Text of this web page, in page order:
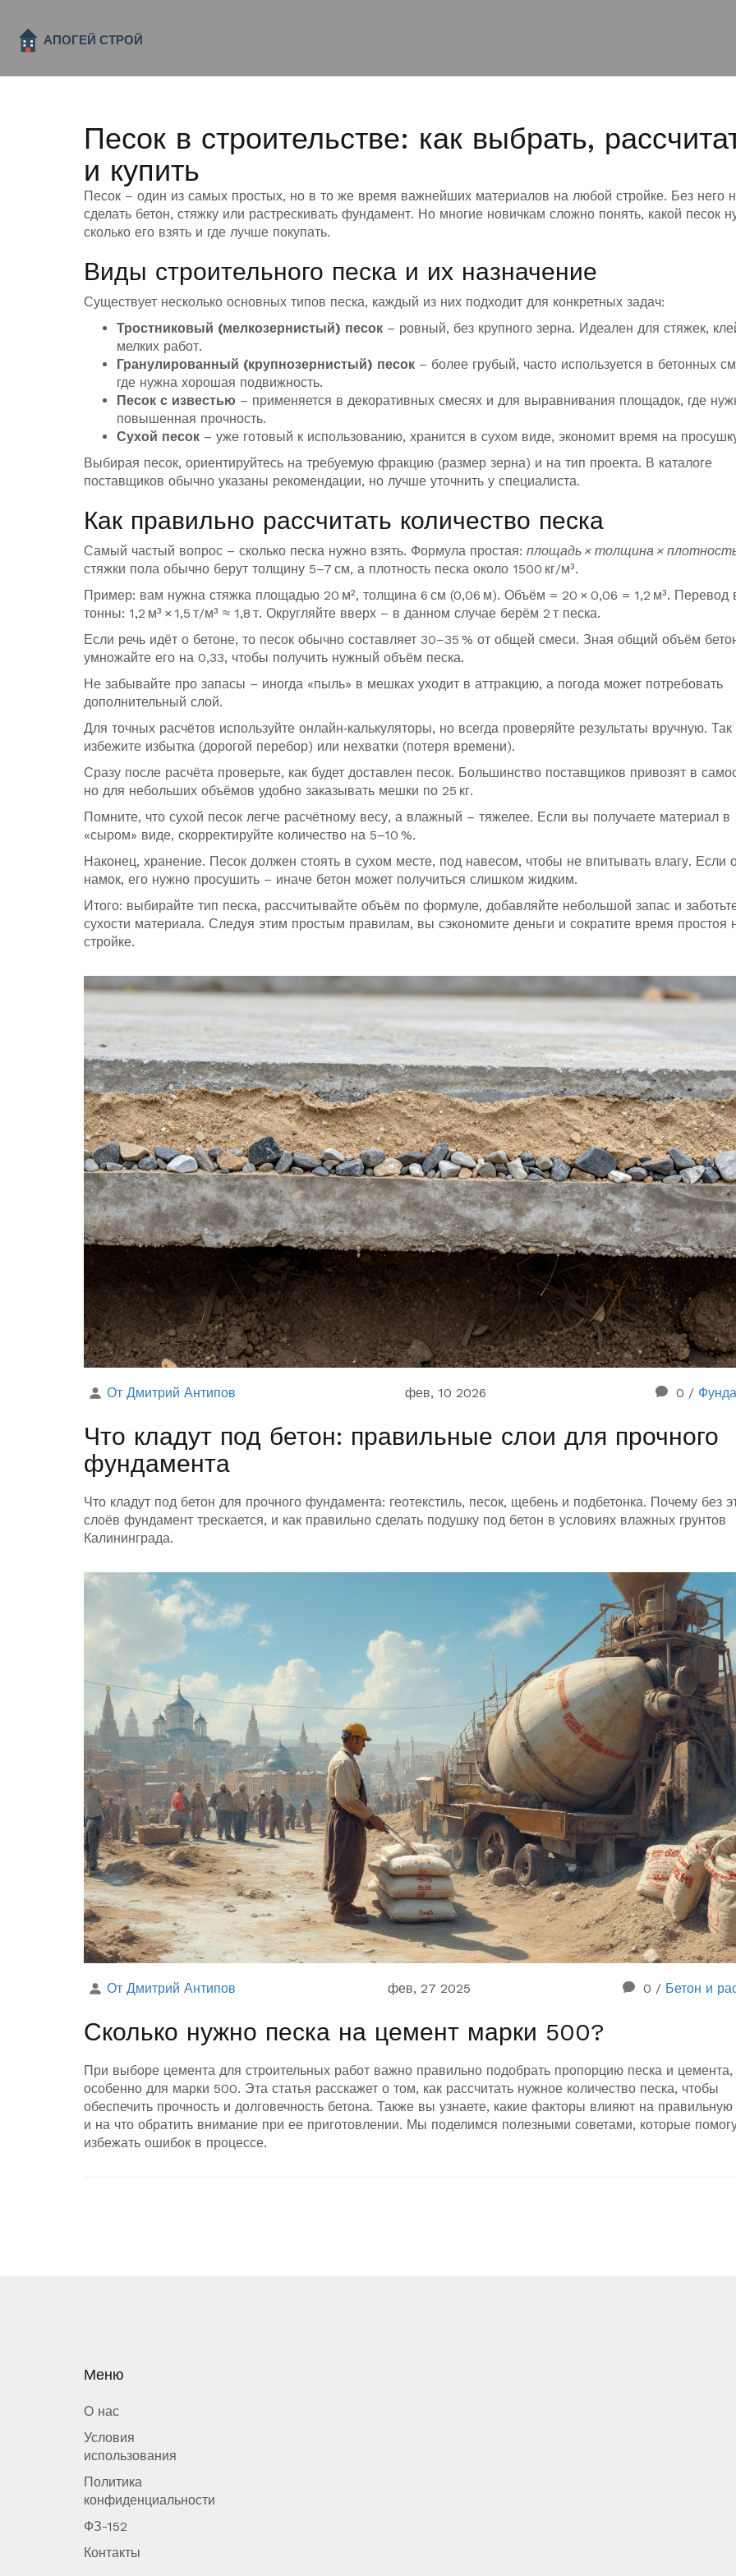
Песок в строительстве: как выбрать,
и купить
Песок – один из самых простых, но в то же время важнейших материалов на любой стройке. Без него
сделать бетон, стяжку или растрескивать фундамент. Но многие новичкам сложно понять, какой песок
сколько его взять и где лучше покупать.
Виды строительного песка и их назначение
Существует несколько основных типов песка, каждый из них подходит для конкретных задач:
Тростниковый (мелкозернистый) песок – ровный, без крупного зерна. Идеален для стяжек,
мелких работ.
Гранулированный (крупнозернистый) песок – более грубый, часто используется в бетонных
где нужна хорошая подвижность.
Песок с известью – применяется в декоративных смесях и для выравнивания площадок, где
повышенная прочность.
Сухой песок – уже готовый к использованию, хранится в сухом виде, экономит время на
Выбирая песок, ориентируйтесь на требуемую фракцию (размер зерна) и на тип проекта. В каталоге
поставщиков обычно указаны рекомендации, но лучше уточнить у специалиста.
Как правильно рассчитать количество песка
Самый частый вопрос – сколько песка нужно взять. Формула простая: площадь × толщина ×
стяжки пола обычно берут толщину 5–7 см, а плотность песка около 1500 кг/м³.
Пример: вам нужна стяжка площадью 20 м², толщина 6 см (0,06 м). Объём = 20 × 0,06 = 1,2 м³. Перевод
тонны: 1,2 м³ × 1,5 т/м³ ≈ 1,8 т. Округляйте вверх – в данном случае берём 2 т песка.
Если речь идёт о бетоне, то песок обычно составляет 30–35 % от общей смеси. Зная общий объём
умножайте его на 0,33, чтобы получить нужный объём песка.
Не забывайте про запасы – иногда «пыль» в мешках уходит в аттракцию, а погода может потребовать
дополнительный слой.
Для точных расчётов используйте онлайн‑калькуляторы, но всегда проверяйте результаты вручную.
избежите избытка (дорогой перебор) или нехватки (потеря времени).
Сразу после расчёта проверьте, как будет доставлен песок. Большинство поставщиков привозят в
но для небольших объёмов удобно заказывать мешки по 25 кг.
Помните, что сухой песок легче расчётному весу, а влажный – тяжелее. Если вы получаете материал в
«сыром» виде, скорректируйте количество на 5–10 %.
Наконец, хранение. Песок должен стоять в сухом месте, под навесом, чтобы не впитывать влагу. Если
намок, его нужно просушить – иначе бетон может получиться слишком жидким.
Итого: выбирайте тип песка, рассчитывайте объём по формуле, добавляйте небольшой запас и
сухости материала. Следуя этим простым правилам, вы сэкономите деньги и сократите время простоя
стройке.
От Дмитрий Антипов фев, 10 2026 0 /
Что кладут под бетон: правильные слои для прочного
фундамента
Что кладут под бетон для прочного фундамента: геотекстиль, песок, щебень и подбетонка. Почему без
слоёв фундамент трескается, и как правильно сделать подушку под бетон в условиях влажных грунтов
Калининграда.
От Дмитрий Антипов фев, 27 2025 0 / Бетон и
Сколько нужно песка на цемент марки 500?
При выборе цемента для строительных работ важно правильно подобрать пропорцию песка и цемента,
особенно для марки 500. Эта статья расскажет о том, как рассчитать нужное количество песка, чтобы
обеспечить прочность и долговечность бетона. Также вы узнаете, какие факторы влияют на
и на что обратить внимание при ее приготовлении. Мы поделимся полезными советами, которые
избежать ошибок в процессе.
Меню
О нас
Условия
использования
Политика
конфиденциальности
ФЗ-152
Контакты